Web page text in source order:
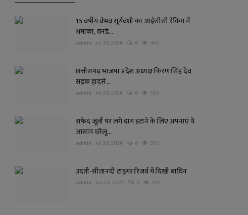
15 वर्षीय वैभव सूर्यवंशी का आईसीसी रैंकिंग में
धमाका, वनडे...
admin Jul 30, 2026 0 405
छत्तीसगढ़ भाजपा प्रदेश अध्यक्ष किरण सिंह देव
सड़क हादसे...
admin Jul 29, 2026 0 383
सफेद जूतों पर लगे दाग हटाने के लिए अपनाएं ये
आसान घरेलू...
admin Jul 30, 2026 0 355
उदंती-सीतानदी टाइगर रिजर्व में दिखी बाघिन
admin Jun 23, 2026 0 342